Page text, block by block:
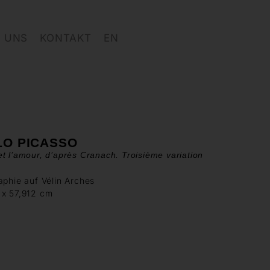
UNS KONTAKT EN
PICASSO
l’amour, d’après Cranach. Troisième variation
auf Vélin Arches
57,912 cm